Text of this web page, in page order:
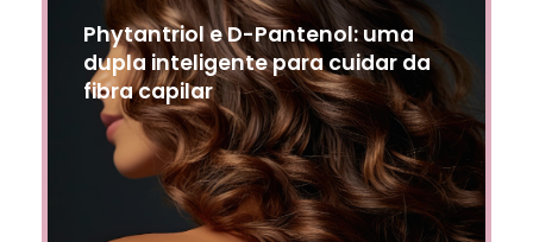
Phytantriol e D-Pantenol: uma
dupla inteligente para cuidar da
fibra capilar